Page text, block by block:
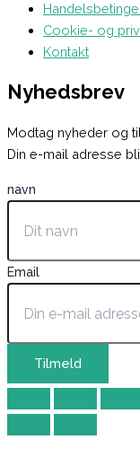
Cookie- og
Kontakt
Nyhedsbrev
Modtag nyheder og
Din e-mail adresse
navn
Email
Tilmeld